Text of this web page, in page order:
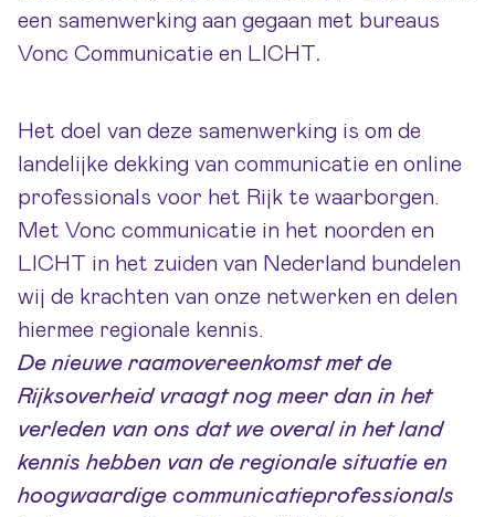
een samenwerking aan gegaan met bureaus
Vonc Communicatie en LICHT.
Het doel van deze samenwerking is om de
landelijke dekking van communicatie en online
professionals voor het Rijk te waarborgen.
Met Vonc communicatie in het noorden en
LICHT in het zuiden van Nederland bundelen
wij de krachten van onze netwerken en delen
hiermee regionale kennis.
De nieuwe raamovereenkomst met de
Rijksoverheid vraagt nog meer dan in het
verleden van ons dat we overal in het land
kennis hebben van de regionale situatie en
hoogwaardige communicatieprofessionals